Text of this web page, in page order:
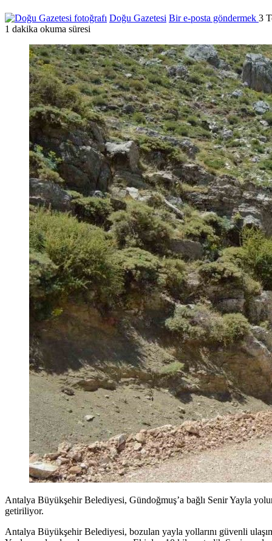
Doğu Gazetesi Bir e-posta göndermek 3
1 dakika okuma süresi
Antalya Büyükşehir Belediyesi, Gündoğmuş’a bağlı Senir Yayla
getiriliyor.
Antalya Büyükşehir Belediyesi, bozulan yayla yollarını güvenli